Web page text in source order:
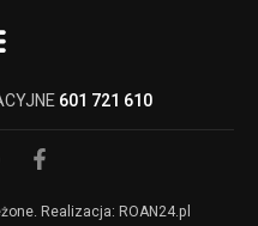
601 721 610
Realizacja: ROAN24.pl